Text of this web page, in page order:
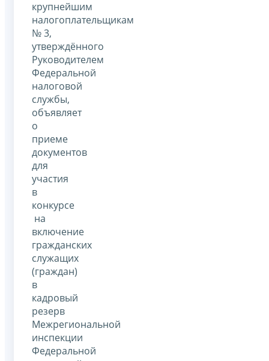
крупнейшим
налогоплательщикам
№ 3,
утверждённого
Руководителем
Федеральной
налоговой
службы,
объявляет
о
приеме
документов
для
участия
в
конкурсе
на
включение
гражданских
служащих
(граждан)
в
кадровый
резерв
Межрегиональной
инспекции
Федеральной